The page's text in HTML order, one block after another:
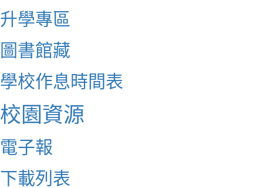
升學專區
圖書館藏
學校作息時間表
校園資源
電子報
下載列表